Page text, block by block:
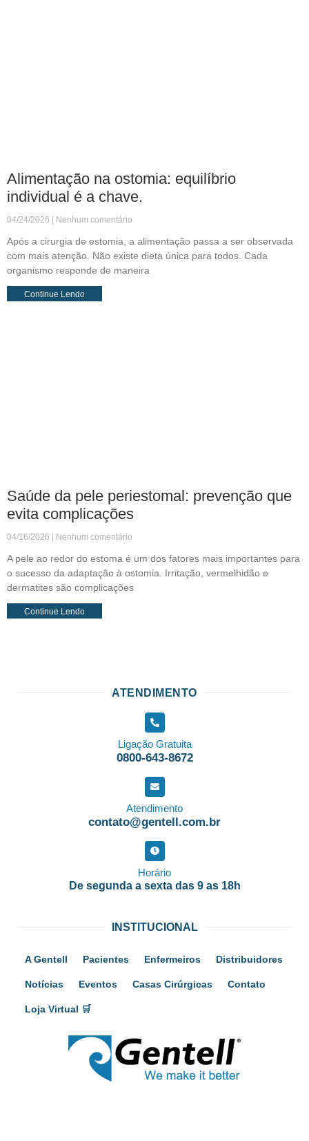
Alimentação na ostomia: equilíbrio
individual é a chave.
04/24/2026 Nenhum comentário
Após a cirurgia de estomia, a alimentação passa a ser observada
com mais atenção. Não existe dieta única para todos. Cada
organismo responde de maneira
Continue Lendo
Saúde da pele periestomal: prevenção que
evita complicações
04/16/2026 Nenhum comentário
A pele ao redor do estoma é um dos fatores mais importantes para
o sucesso da adaptação à ostomia. Irritação, vermelhidão e
dermatites são complicações
Continue Lendo
ATENDIMENTO
Ligação Gratuita
0800-643-8672
Atendimento
contato@gentell.com.br
Horário
De segunda a sexta das 9 as 18h
INSTITUCIONAL
A Gentell Pacientes Enfermeiros Distribuidores
Notícias Eventos Casas Cirúrgicas Contato
Loja Virtual 🛒